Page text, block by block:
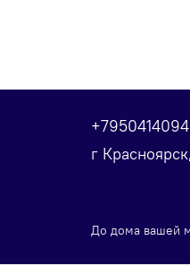
г
До дома вашей